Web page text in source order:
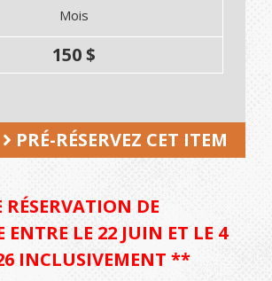
Mois
150 $
PRÉ-RÉSERVEZ CET ITEM
DE
ENTRE LE 22 JUIN ET LE 4
INCLUSIVEMENT **